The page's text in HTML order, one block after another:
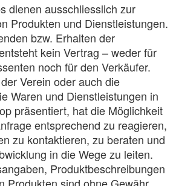
dienen ausschliesslich zur
Produkten und Dienstleistungen.
bzw. Erhalten der
kein Vertrag – weder für
noch für den Verkäufer.
Verein oder auch die
Waren und Dienstleistungen in
präsentiert, hat die Möglichkeit
entsprechend zu reagieren,
zu kontaktieren, zu beraten und
in die Wege zu leiten.
Produktbeschreibungen